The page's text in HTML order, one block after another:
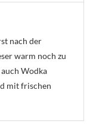
nach der
warm noch zu
Wodka
mit frischen